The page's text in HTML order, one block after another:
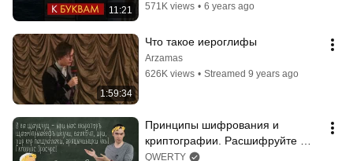
11:21
571K views • 6 years ago
1:59:34
Что такое иероглифы
Arzamas
626K views • Streamed 9 years ago
Принципы шифрования и
криптографии. Расшифруйте
послание!
QWERTY